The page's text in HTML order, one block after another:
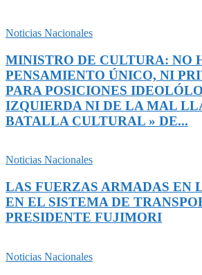
Noticias Nacionales
MINISTRO DE CULTURA: NO
PENSAMIENTO ÚNICO, NI
PARA POSICIONES
IZQUIERDA NI DE LA MAL
BATALLA CULTURAL » DE...
Noticias Nacionales
LAS FUERZAS ARMADAS EN
EN EL SISTEMA DE
PRESIDENTE FUJIMORI
Noticias Nacionales